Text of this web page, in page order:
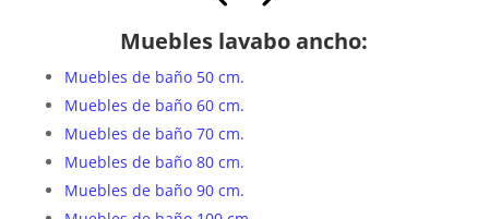
Muebles lavabo ancho:
Muebles de baño 50 cm.
Muebles de baño 60 cm.
Muebles de baño 70 cm.
Muebles de baño 80 cm.
Muebles de baño 90 cm.